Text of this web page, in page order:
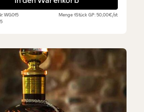
WG015
Menge1StückGP: 50,00€/st